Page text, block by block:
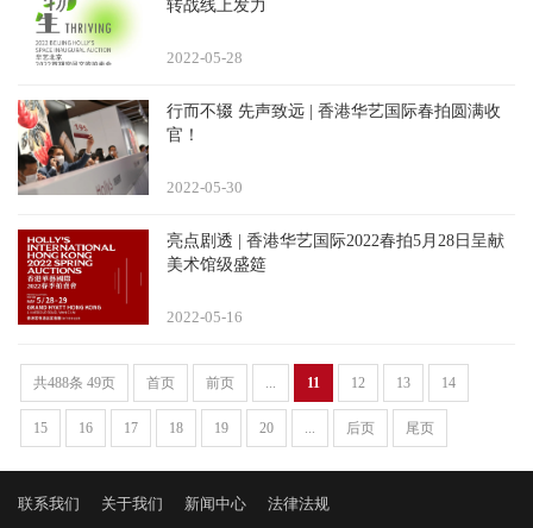
转战线上发力
28
2022-05
行而不辍 先声致远 | 香港华艺国际春拍圆满收
官！
30
2022-05
亮点剧透 | 香港华艺国际2022春拍5月28日呈献
美术馆级盛筵
16
2022-05
共488条 49页 首页 前页 ... 11 12 13 14
15 16 17 18 19 20 ... 后页 尾页
联系我们 关于我们 新闻中心 法律法规